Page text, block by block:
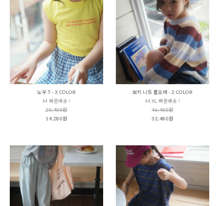
노우 T - 3 COLOR
M 빠른배송 !
20,400원
14,280원
보키 니트 풀오버 - 2 COLOR
M,XL 빠른배송 !
46,400원
32,480원